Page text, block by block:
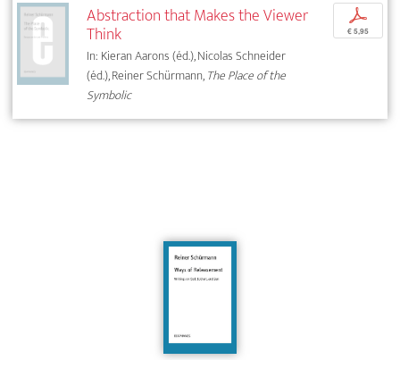
Abstraction that Makes the Viewer
Think
In: Kieran Aarons (éd.), Nicolas Schneider
(éd.), Reiner Schürmann,The Place of the
Symbolic
p
€ 5,95